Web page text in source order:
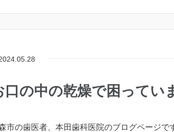
口の中の乾燥で困ってい
市の歯医者、本田歯科医院のブログページで